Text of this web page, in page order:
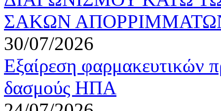
ΣΑΚΩΝ ΑΠΟΡΡΙΜΜΑΤΩΝ
30/07/2026
Εξαίρεση φαρμακευτικών
δασμούς ΗΠΑ